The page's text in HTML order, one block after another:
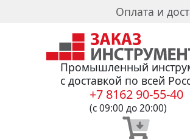
Оплата и
Промышленный
с доставкой по всей
+7 8162 90-55-40
(с 09:00 до 20:00)